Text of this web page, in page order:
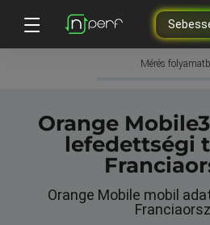
Mérés
Orange
lefedettségi
Orange Mobile mobil